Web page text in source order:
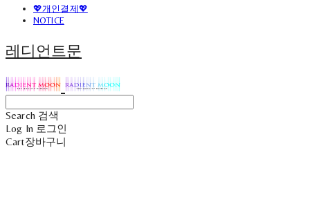
💖개인결제💖
NOTICE
레디언트문
Search 검색
Log In 로그인
Cart장바구니